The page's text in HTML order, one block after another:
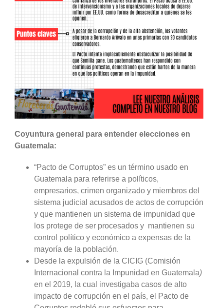
Coyuntura general para entender elecciones en
Guatemala:
“Pacto de Corruptos” es un término usado en
Guatemala para referirse a políticos,
empresarios, crimen organizado y miembros del
sistema judicial acusados de actos de corrupción
y que mantienen un sistema de impunidad que
los protege de ser procesados y mantienen su
control político y económico a expensas de la
mayoría de la población.
Desde la expulsión de la CICIG (Comisión
Internacional contra la Impunidad en Guatemala)
en el 2019, la cual investigaba casos de alto
impacto de corrupción en el país, el Pacto de